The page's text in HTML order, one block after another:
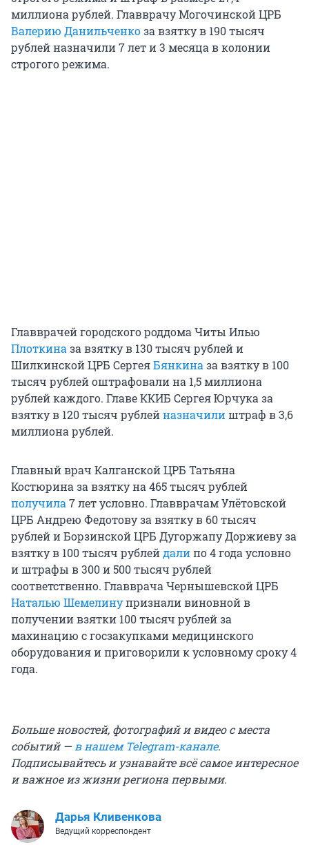
миллиона рублей. Главврачу Могочинской ЦРБ
Валерию Данильченкоза взятку в 190 тысяч
рублей назначили 7 лет и 3 месяца в колонии
строгого режима.
Главврачей городского роддома Читы Илью
Плоткина за взятку в 130 тысяч рублей и
Шилкинской ЦРБ СергеяБянкина за взятку в 100
тысяч рублей оштрафовали на 1,5 миллиона
рублей каждого. Главе ККИБ Сергея Юрчука за
взятку в 120 тысяч рублейназначилиштраф в 3,6
миллиона рублей.
Главный врач Калганской ЦРБ Татьяна
Костюрина за взятку на 465 тысяч рублей
получила 7 лет условно. Главврачам Улётовской
ЦРБ Андрею Федотову за взятку в 60 тысяч
рублей и Борзинской ЦРБ Дугоржапу Доржиеву за
взятку в 100 тысяч рублейдалипо 4 года условно
и штрафы в 300 и 500 тысяч рублей
соответственно. Главврача Чернышевской ЦРБ
Наталью Шемелинупризнали виновной в
получении взятки 100 тысяч рублей за
махинацию с госзакупками медицинского
оборудования и приговорили к условному сроку 4
года.
Больше новостей, фотографий и видео с места
событий — в нашем Telegram-канале.
Подписывайтесь и узнавайте всё самое интересное
и важное из жизни региона первыми.
Дарья Кливенкова
Ведущий корреспондент